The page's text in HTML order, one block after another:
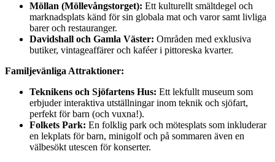
Möllan (Möllevångstorget): Ett kulturellt smältdegel och
marknadsplats känd för sin globala mat och varor samt livliga
barer och restauranger.
Davidshall och Gamla Väster: Områden med exklusiva
butiker, vintageaffärer och kaféer i pittoreska kvarter.
Familjevänliga Attraktioner:
Teknikens och Sjöfartens Hus: Ett lekfullt museum som
erbjuder interaktiva utställningar inom teknik och sjöfart,
perfekt för barn (och vuxna!).
Folkets Park: En folklig park och mötesplats som inkluderar
en lekplats för barn, minigolf och på sommaren även en
välbesökt utescen för konserter.